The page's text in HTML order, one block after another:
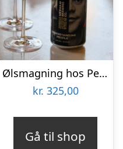
Ølsmagning hos People Like Us
kr. 325,00
Gå til shop